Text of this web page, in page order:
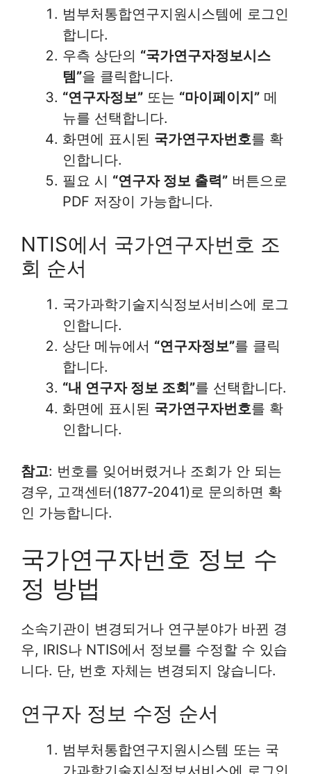
범부처통합연구지원시스템에 로그인
합니다.
우측 상단의 “국가연구자정보시스
템”을 클릭합니다.
“연구자정보” 또는 “마이페이지” 메
뉴를 선택합니다.
화면에 표시된 국가연구자번호를 확
인합니다.
필요 시 “연구자 정보 출력” 버튼으로
PDF 저장이 가능합니다.
NTIS에서 국가연구자번호 조
회 순서
국가과학기술지식정보서비스에 로그
인합니다.
상단 메뉴에서 “연구자정보”를 클릭
합니다.
“내 연구자 정보 조회”를 선택합니다.
화면에 표시된 국가연구자번호를 확
인합니다.
참고: 번호를 잊어버렸거나 조회가 안 되는
경우, 고객센터(1877-2041)로 문의하면 확
인 가능합니다.
국가연구자번호 정보 수
정 방법
소속기관이 변경되거나 연구분야가 바뀐 경
우, IRIS나 NTIS에서 정보를 수정할 수 있습
니다. 단, 번호 자체는 변경되지 않습니다.
연구자 정보 수정 순서
범부처통합연구지원시스템 또는 국
가과학기술지식정보서비스에 로그인